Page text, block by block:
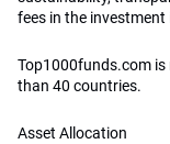
fees in the investment
Top1000funds.com
than 40 countries.
Asset Allocation